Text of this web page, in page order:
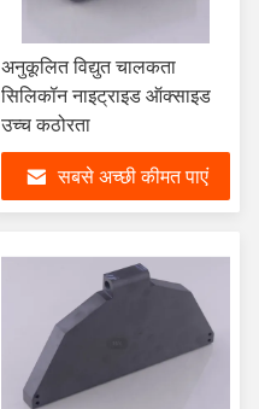
अनुकूलित विद्युत चालकता
सिलिकॉन नाइट्राइड ऑक्साइड
उच्च कठोरता
सबसे अच्छी कीमत पाएं